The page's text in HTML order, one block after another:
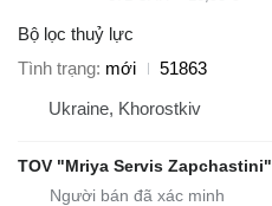
Bộ lọc thuỷ lực
Tình trạng mới
51863
Ukraine, Khorostkiv
TOV "Mriya Servis Zapchastini"